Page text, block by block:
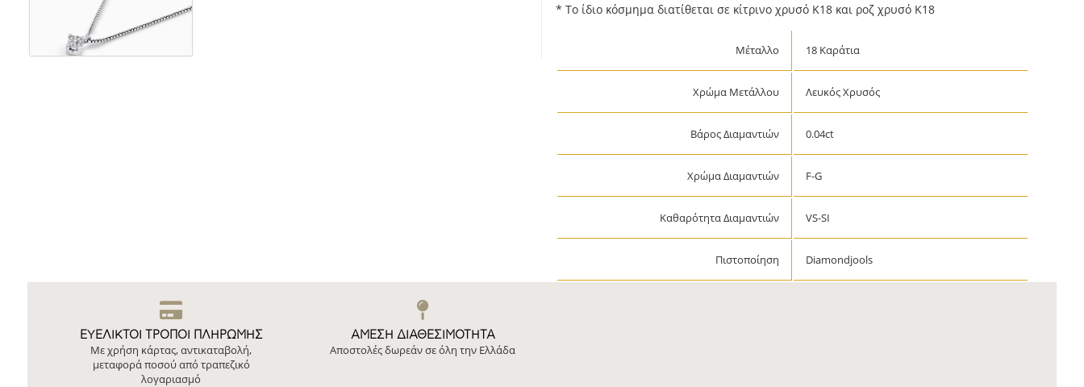
* Το ίδιο κόσμημα διατίθεται σε κίτρινο χρυσό Κ18 και ροζ χρυσό Κ18
Μέταλλο 18 Καράτια
Χρώμα Μετάλλου Λευκός Χρυσός
Βάρος Διαμαντιών 0.04ct
Χρώμα Διαμαντιών F-G
Καθαρότητα Διαμαντιών VS-SI
Πιστοποίηση Diamondjools
ΕΥΕΛΙΚΤΟΙ ΤΡΟΠΟΙ ΠΛΗΡΩΜΗΣ
Με χρήση κάρτας, αντικαταβολή,
μεταφορά ποσού από τραπεζικό
λογαριασμό
ΆΜΕΣΗ ΔΙΑΘΕΣΙΜΌΤΗΤΑ
Αποστολές δωρεάν σε όλη την Ελλάδα